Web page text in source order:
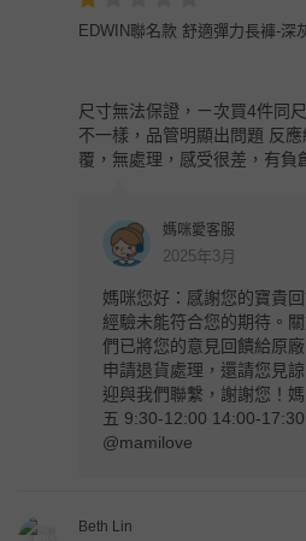
EDWIN聯名款 舒適彈力長褲-深
尺寸無法保證，ㄧ次買4件同
不一樣，品管明顯出問題 反
覆，無處理，感受很差，有負
媽咪愛客服
2025年3月
媽咪您好：感謝您的寶貴
經驗未能符合您的期待。
們已將您的意見回饋給原
申請退貨處理，還請您見
迎與我們聯繫，謝謝您！
五 9:30-12:00 14:00-17:30
@mamilove
Beth Lin